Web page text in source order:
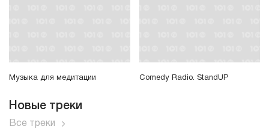
Музыка для медитации Comedy Radio. StandUP
Новые треки
Все треки